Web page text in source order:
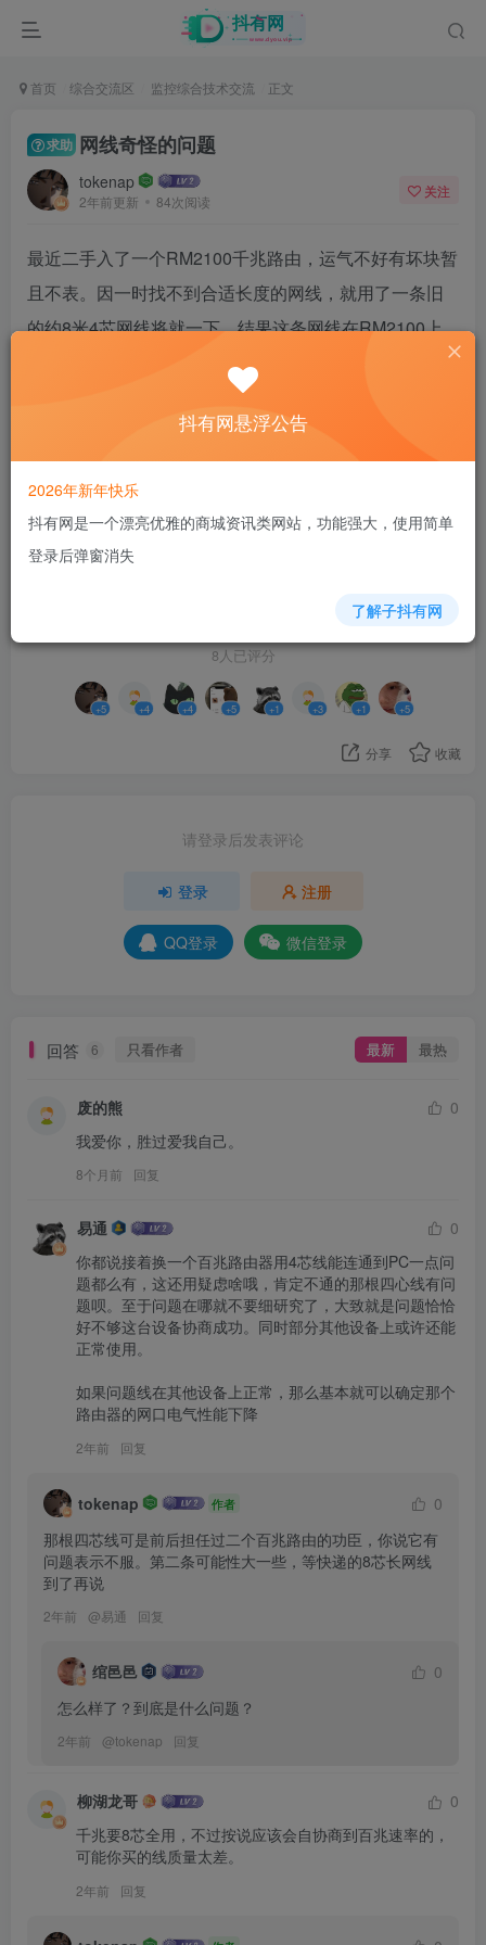
首页 综合交流区 监控综合技术交流 正文
求助 网线奇怪的问题
tokenap
2年前更新 84次阅读
关注
最近二手入了一个RM2100千兆路由，运气不好有坏块暂
且不表。因一时找不到合适长度的网线，就用了一条旧
的约8米4芯网线将就一下，结果这条网线在RM2100上
无法连通电脑网口，显示是断路的，4个端口都不行，再
用一根短一点的8芯网线试了一下可以连接电脑，说明千
兆路由器端口没问题。接着换一个百兆路由器用4芯线能
连通到PC一点问题都么有，速度嗖嗖的，检查了线序两
条线都是直通B接法，反复试了多次也找不到原因，难道
千兆路由器就不能用4芯网线？邪了门了
8人已评分
+5 +4 +4 +5 +1 +3 +1 +5
分享 收藏
请登录后发表评论
登录 注册
QQ登录 微信登录
回答 6 只看作者 最新 最热
废的熊
0
我爱你，胜过爱我自己。
8个月前 回复
易通
0
你都说接着换一个百兆路由器用4芯线能连通到PC一点问
题都么有，这还用疑虑啥哦，肯定不通的那根四心线有问
题呗。至于问题在哪就不要细研究了，大致就是问题恰恰
好不够这台设备协商成功。同时部分其他设备上或许还能
正常使用。
如果问题线在其他设备上正常，那么基本就可以确定那个
路由器的网口电气性能下降
2年前 回复
tokenap 作者
0
那根四芯线可是前后担任过二个百兆路由的功臣，你说它有
问题表示不服。第二条可能性大一些，等快递的8芯长网线
到了再说
2年前 @易通 回复
绾邑邑
0
怎么样了？到底是什么问题？
2年前 @tokenap 回复
柳湖龙哥
0
千兆要8芯全用，不过按说应该会自协商到百兆速率的，
可能你买的线质量太差。
2年前 回复
抖有网悬浮公告
2026年新年快乐
抖有网是一个漂亮优雅的商城资讯类网站，功能强大，使用简单
登录后弹窗消失
了解子抖有网